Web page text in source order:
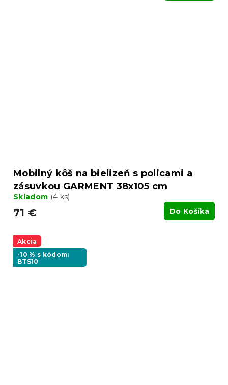
Mobilný kôš na bielizeň s policami a
zásuvkou GARMENT 38x105 cm
Skladom (4 ks)
71 € Do Košíka
Akcia
-10 % s kódom:
BTS10